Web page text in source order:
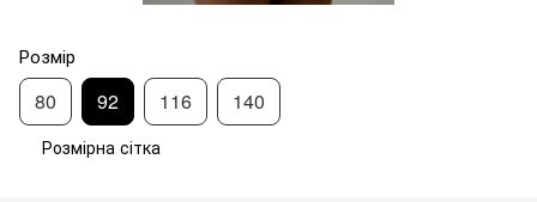
Розмір
80 92 116 140
Розмірна сітка